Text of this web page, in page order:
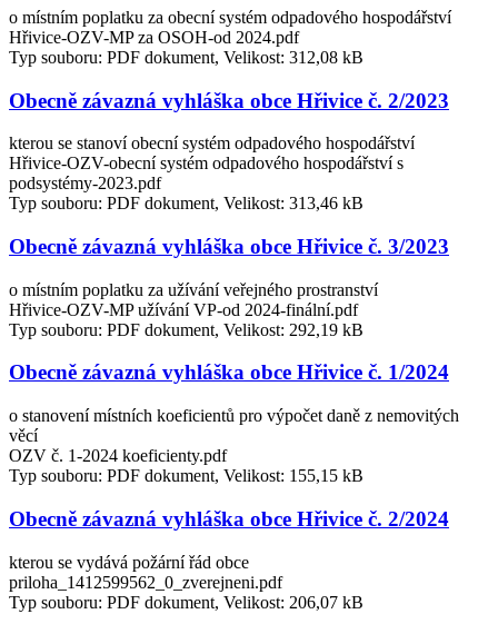
o místním poplatku za obecní systém odpadového hospodářství
Hřivice-OZV-MP za OSOH-od 2024.pdf
Typ souboru: PDF dokument, Velikost: 312,08 kB
Obecně závazná vyhláška obce Hřivice č. 2/2023
kterou se stanoví obecní systém odpadového hospodářství
Hřivice-OZV-obecní systém odpadového hospodářství s
podsystémy-2023.pdf
Typ souboru: PDF dokument, Velikost: 313,46 kB
Obecně závazná vyhláška obce Hřivice č. 3/2023
o místním poplatku za užívání veřejného prostranství
Hřivice-OZV-MP užívání VP-od 2024-finální.pdf
Typ souboru: PDF dokument, Velikost: 292,19 kB
Obecně závazná vyhláška obce Hřivice č. 1/2024
o stanovení místních koeficientů pro výpočet daně z nemovitých
věcí
OZV č. 1-2024 koeficienty.pdf
Typ souboru: PDF dokument, Velikost: 155,15 kB
Obecně závazná vyhláška obce Hřivice č. 2/2024
kterou se vydává požární řád obce
priloha_1412599562_0_zverejneni.pdf
Typ souboru: PDF dokument, Velikost: 206,07 kB